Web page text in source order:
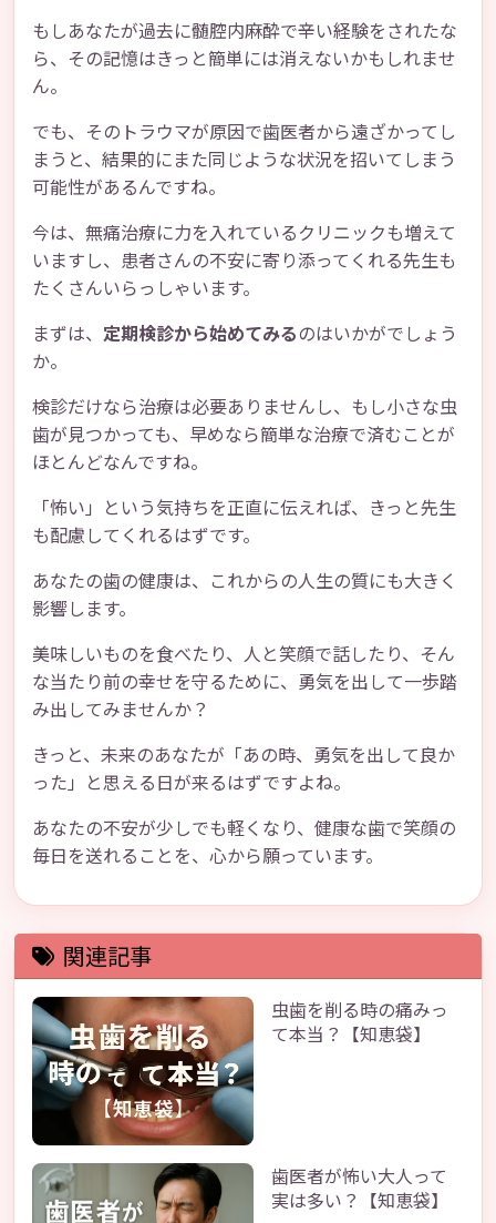
もしあなたが過去に髄腔内麻酔で辛い経験をされたな
ら、その記憶はきっと簡単には消えないかもしれませ
ん。
でも、そのトラウマが原因で歯医者から遠ざかってし
まうと、結果的にまた同じような状況を招いてしまう
可能性があるんですね。
今は、無痛治療に力を入れているクリニックも増えて
いますし、患者さんの不安に寄り添ってくれる先生も
たくさんいらっしゃいます。
まずは、 定期検診から始めてみるのはいかがでしょう
か。
検診だけなら治療は必要ありませんし、もし小さな虫
歯が見つかっても、早めなら簡単な治療で済むことが
ほとんどなんですね。
「怖い」という気持ちを正直に伝えれば、きっと先生
も配慮してくれるはずです。
あなたの歯の健康は、これからの人生の質にも大きく
影響します。
美味しいものを食べたり、人と笑顔で話したり、そん
な当たり前の幸せを守るために、勇気を出して一歩踏
み出してみませんか？
きっと、未来のあなたが「あの時、勇気を出して良か
った」と思える日が来るはずですよね。
あなたの不安が少しでも軽くなり、健康な歯で笑顔の
毎日を送れることを、心から願っています。
関連記事
虫歯を削る時の痛みっ
て本当？【知恵袋】
歯医者が怖い大人って
実は多い？【知恵袋】